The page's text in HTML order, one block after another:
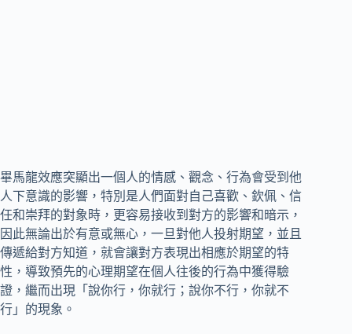
畢馬龍效應突顯出一個人的情感、觀念、行為會受到他
人下意識的影響，特別是人們面對自己喜歡、欽佩、信
任和崇拜的對象時，更容易接收到對方的影響和暗示，
因此無論出於有意或無心，一旦對他人投射期望，並且
傳遞給對方知道，就會讓對方表現出相應於期望的特
性，導致預先的心理期望在個人往後的行為中獲得驗
證，繼而出現「說你行，你就行；說你不行，你就不
行」的現象。